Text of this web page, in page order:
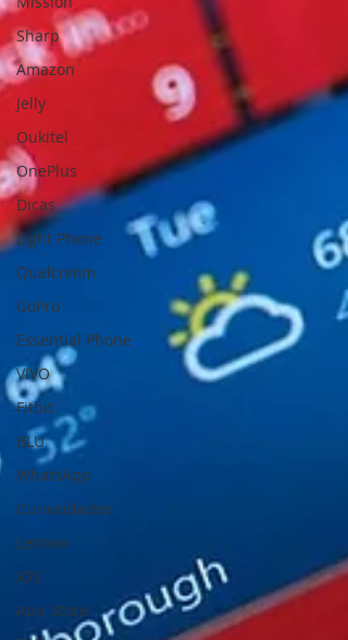
Sharp
Amazon
Jelly
Oukitel
OnePlus
Dicas
Light Phone
Qualcomm
GoPro
Essential Phone
VIVO
Fitbit
BLU
WhatsApp
Curiosidades
Lenovo
IOS
App Store